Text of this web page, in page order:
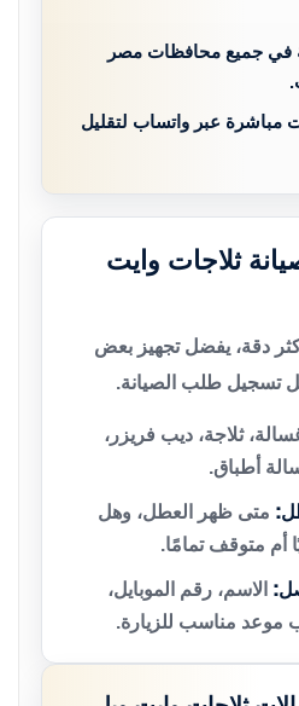
في جميع محافظات مصر
مباشرة عبر واتساب لتقليل
ثلاجات وايت
دقة، يفضل تجهيز بعض
تسجيل طلب الصيانة.
ثلاجة، ديب فريزر،
أطباق.
متى ظهر العطل، وهل
أم متوقف تمامًا.
الاسم، رقم الموبايل،
موعد مناسب للزيارة.